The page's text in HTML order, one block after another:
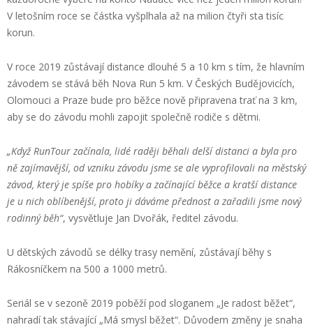
V letošním roce se částka vyšplhala až na milion čtyři sta tisíc
korun.
V roce 2019 zůstávají distance dlouhé 5 a 10 km s tím, že hlavním
závodem se stává běh Nova Run 5 km. V Českých Budějovicích,
Olomouci a Praze bude pro běžce nově připravena trať na 3 km,
aby se do závodu mohli zapojit společně rodiče s dětmi.
„Když RunTour začínala, lidé raději běhali delší distanci a byla pro
ně zajímavější, od vzniku závodu jsme se ale vyprofilovali na městský
závod, který je spíše pro hobíky a začínající běžce a kratší distance
je u nich oblíbenější, proto ji dáváme přednost a zařadili jsme nový
rodinný běh“, vysvětluje Jan Dvořák, ředitel závodu.
U dětských závodů se délky trasy nemění, zůstávají běhy s
Rákosníčkem na 500 a 1000 metrů.
Seriál se v sezoně 2019 poběží pod sloganem „Je radost běžet“,
nahradí tak stávající „Má smysl běžet“. Důvodem změny je snaha